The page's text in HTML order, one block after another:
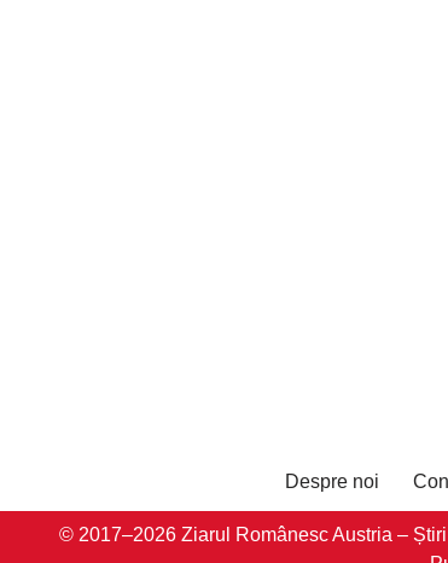
Despre noi
© 2017–2026 Ziarul Românesc Austria –